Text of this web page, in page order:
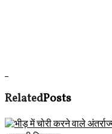
RelatedPosts